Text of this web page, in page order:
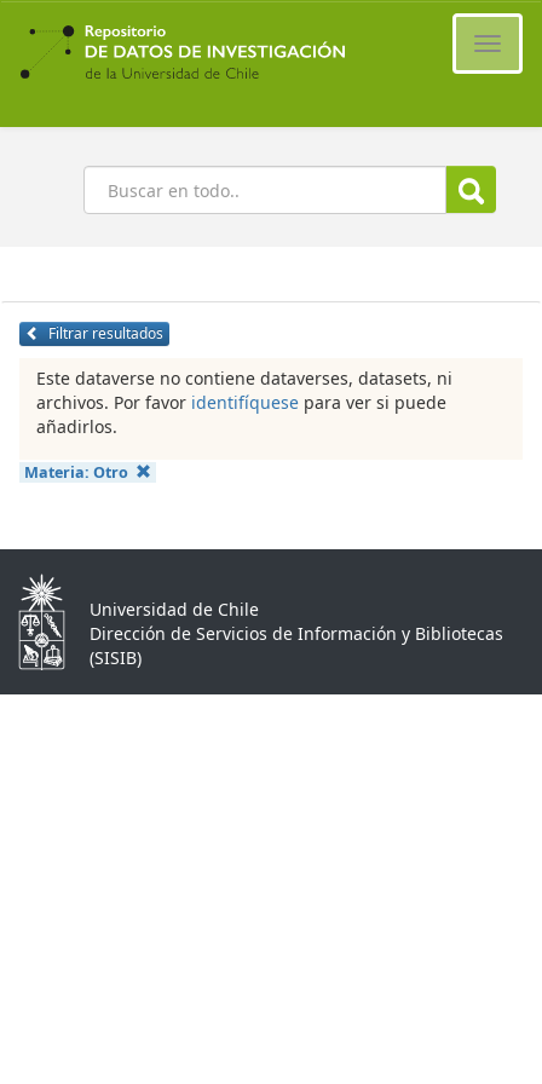
Ir
contenido
principal
Buscar
Filtrar resultados
Este dataverse no contiene dataverses, datasets, ni
archivos. Por favor identifíquese para ver si puede
añadirlos.
Materia: Otro
Universidad de Chile
Dirección de Servicios de Información y Bibliotecas
(SISIB)